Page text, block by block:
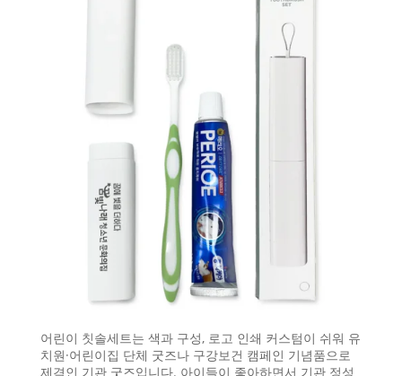
어린이 칫솔세트는 색과 구성, 로고 인쇄 커스텀이 쉬워 유
치원·어린이집 단체 굿즈나 구강보건 캠페인 기념품으로
제격인 기관 굿즈입니다. 아이들이 좋아하면서 기관 정성